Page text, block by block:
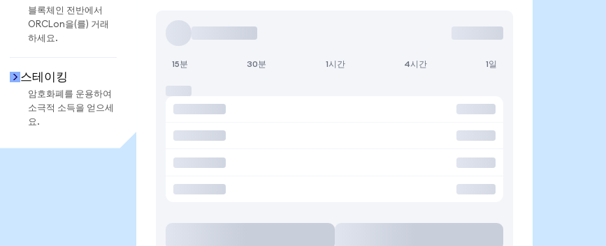
블록체인 전반에서
ORCLon을(를) 거래
하세요.
스테이킹
암호화폐를 운용하여
소극적 소득을 얻으세
요.
15분 30분 1시간 4시간 1일